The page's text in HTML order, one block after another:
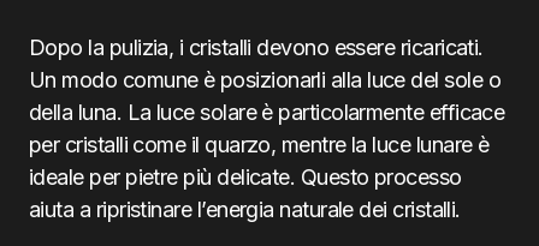
Dopo la pulizia, i cristalli devono essere ricaricati.
Un modo comune è posizionarli alla luce del sole o
della luna. La luce solare è particolarmente efficace
per cristalli come il quarzo, mentre la luce lunare è
ideale per pietre più delicate. Questo processo
aiuta a ripristinare l’energia naturale dei cristalli.